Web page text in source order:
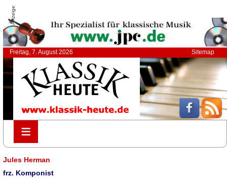
Anzeige
Freitag, 7. August 2026 Sitemap
≡
≡
Jules Herman
frz. Komponist